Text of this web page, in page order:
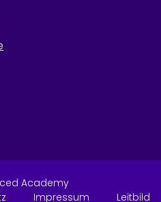
Academy
Impressum Leitbild